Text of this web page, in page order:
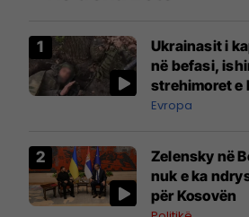
Ukrainasit i
në befasi,
strehimoret e
Evropa
Zelensky në
nuk e ka
për Kosovën